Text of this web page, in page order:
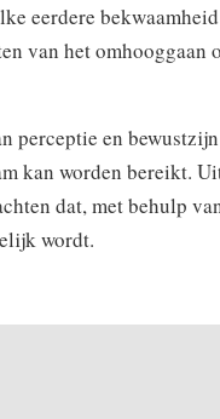
eerdere
van het
perceptie en
kan worden bereikt.
dat, met behulp
wordt.